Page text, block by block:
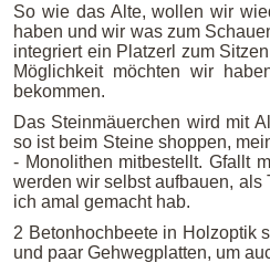
So wie das Alte, wollen wir
haben und wir was zum
integriert ein Platzerl zum
Möglichkeit möchten wir
bekommen.
Das Steinmäuerchen wird mit
so ist beim Steine shoppen,
- Monolithen mitbestellt. Gfallt
werden wir selbst aufbauen, als
ich amal gemacht hab.
2 Betonhochbeete in Holzoptik
und paar Gehwegplatten, um